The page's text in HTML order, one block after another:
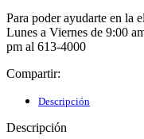
Para poder ayudarte en la
Lunes a Viernes de 9:00
pm al 613-4000
Compartir:
Descripción
Descripción